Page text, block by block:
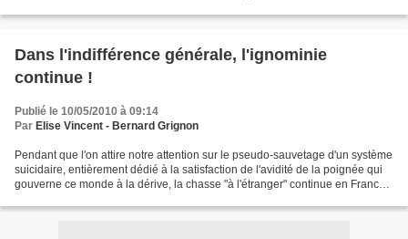
Dans l'indifférence générale, l'ignominie
continue !
Publié le 10/05/2010 à 09:14
Par Elise Vincent - Bernard Grignon
Pendant que l'on attire notre attention sur le pseudo-sauvetage d'un système
suicidaire, entièrement dédié à la satisfaction de l'avidité de la poignée qui
gouverne ce monde à la dérive, la chasse "à l'étranger" continue en France,